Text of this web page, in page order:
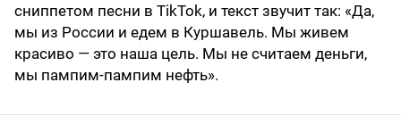
сниппетом песни в TikTok, и текст звучит так: «Да,
мы из России и едем в Куршавель. Мы живем
красиво — это наша цель. Мы не считаем деньги,
мы пампим-пампим нефть».